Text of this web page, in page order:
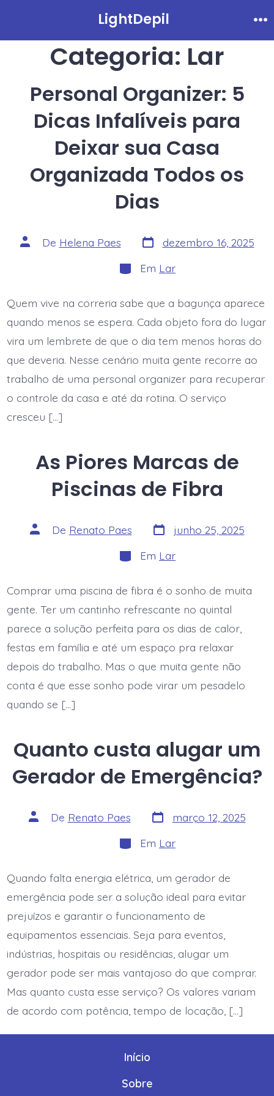
conteúdo
LightDepil
Categoria: Lar
Personal Organizer: 5
Dicas Infalíveis para
Deixar sua Casa
Organizada Todos os
Dias
Autor
do
De Helena Paes Data
do
dezembro 16, 2025
Categorias
Em Lar
Quem vive na correria sabe que a bagunça aparece
quando menos se espera. Cada objeto fora do lugar
vira um lembrete de que o dia tem menos horas do
que deveria. Nesse cenário muita gente recorre ao
trabalho de uma personal organizer para recuperar
o controle da casa e até da rotina. O serviço
cresceu […]
As Piores Marcas de
Piscinas de Fibra
Autor
do
De Renato Paes Data
do
junho 25, 2025
Categorias
Em Lar
Comprar uma piscina de fibra é o sonho de muita
gente. Ter um cantinho refrescante no quintal
parece a solução perfeita para os dias de calor,
festas em família e até um espaço pra relaxar
depois do trabalho. Mas o que muita gente não
conta é que esse sonho pode virar um pesadelo
quando se […]
Quanto custa alugar um
Gerador de Emergência?
Autor
do
De Renato Paes Data
do
março 12, 2025
Categorias
Em Lar
Quando falta energia elétrica, um gerador de
emergência pode ser a solução ideal para evitar
prejuízos e garantir o funcionamento de
equipamentos essenciais. Seja para eventos,
indústrias, hospitais ou residências, alugar um
gerador pode ser mais vantajoso do que comprar.
Mas quanto custa esse serviço? Os valores variam
de acordo com potência, tempo de locação, […]
Início
Sobre